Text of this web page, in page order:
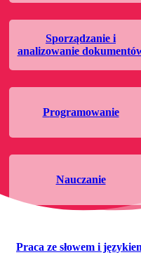
sporządzanie i
analizowanie
programowanie
nauczanie
praca ze słowem i